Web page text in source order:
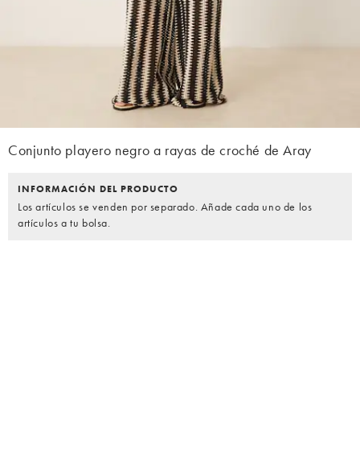
Conjunto playero negro a rayas de croché de Aray
INFORMACIÓN DEL PRODUCTO
Los artículos se venden por separado. Añade cada uno de los
artículos a tu bolsa.